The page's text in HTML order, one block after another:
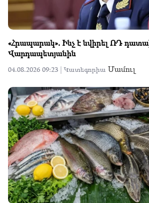
«Հրապարակ»․ Ինչ է նվիրել ՌԴ
Վարդապետյանին
04.08.2026 09:23 | Կատեգորիա Մամուլ